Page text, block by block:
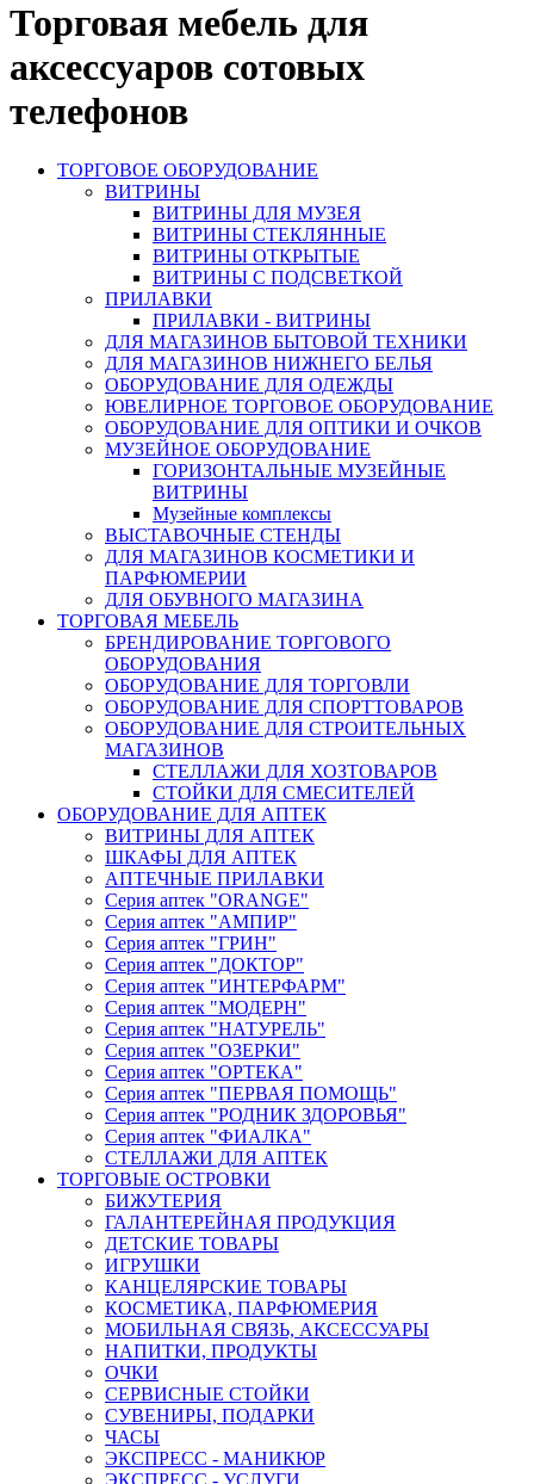
Торговая мебель для
аксессуаров сотовых
телефонов
ТОРГОВОЕ ОБОРУДОВАНИЕ
ВИТРИНЫ
ВИТРИНЫ ДЛЯ МУЗЕЯ
ВИТРИНЫ СТЕКЛЯННЫЕ
ВИТРИНЫ ОТКРЫТЫЕ
ВИТРИНЫ С ПОДСВЕТКОЙ
ПРИЛАВКИ
ПРИЛАВКИ - ВИТРИНЫ
ДЛЯ МАГАЗИНОВ БЫТОВОЙ ТЕХНИКИ
ДЛЯ МАГАЗИНОВ НИЖНЕГО БЕЛЬЯ
ОБОРУДОВАНИЕ ДЛЯ ОДЕЖДЫ
ЮВЕЛИРНОЕ ТОРГОВОЕ ОБОРУДОВАНИЕ
ОБОРУДОВАНИЕ ДЛЯ ОПТИКИ И ОЧКОВ
МУЗЕЙНОЕ ОБОРУДОВАНИЕ
ГОРИЗОНТАЛЬНЫЕ МУЗЕЙНЫЕ
ВИТРИНЫ
Музейные комплексы
ВЫСТАВОЧНЫЕ СТЕНДЫ
ДЛЯ МАГАЗИНОВ КОСМЕТИКИ И
ПАРФЮМЕРИИ
ДЛЯ ОБУВНОГО МАГАЗИНА
ТОРГОВАЯ МЕБЕЛЬ
БРЕНДИРОВАНИЕ ТОРГОВОГО
ОБОРУДОВАНИЯ
ОБОРУДОВАНИЕ ДЛЯ ТОРГОВЛИ
ОБОРУДОВАНИЕ ДЛЯ СПОРТТОВАРОВ
ОБОРУДОВАНИЕ ДЛЯ СТРОИТЕЛЬНЫХ
МАГАЗИНОВ
СТЕЛЛАЖИ ДЛЯ ХОЗТОВАРОВ
СТОЙКИ ДЛЯ СМЕСИТЕЛЕЙ
ОБОРУДОВАНИЕ ДЛЯ АПТЕК
ВИТРИНЫ ДЛЯ АПТЕК
ШКАФЫ ДЛЯ АПТЕК
АПТЕЧНЫЕ ПРИЛАВКИ
Серия аптек "ORANGE"
Серия аптек "АМПИР"
Серия аптек "ГРИН"
Серия аптек "ДОКТОР"
Серия аптек "ИНТЕРФАРМ"
Серия аптек "МОДЕРН"
Серия аптек "НАТУРЕЛЬ"
Серия аптек "ОЗЕРКИ"
Серия аптек "ОРТЕКА"
Серия аптек "ПЕРВАЯ ПОМОЩЬ"
Серия аптек "РОДНИК ЗДОРОВЬЯ"
Серия аптек "ФИАЛКА"
СТЕЛЛАЖИ ДЛЯ АПТЕК
ТОРГОВЫЕ ОСТРОВКИ
БИЖУТЕРИЯ
ГАЛАНТЕРЕЙНАЯ ПРОДУКЦИЯ
ДЕТСКИЕ ТОВАРЫ
ИГРУШКИ
КАНЦЕЛЯРСКИЕ ТОВАРЫ
КОСМЕТИКА, ПАРФЮМЕРИЯ
МОБИЛЬНАЯ СВЯЗЬ, АКСЕССУАРЫ
НАПИТКИ, ПРОДУКТЫ
ОЧКИ
СЕРВИСНЫЕ СТОЙКИ
СУВЕНИРЫ, ПОДАРКИ
ЧАСЫ
ЭКСПРЕСС - МАНИКЮР
ЭКСПРЕСС - УСЛУГИ